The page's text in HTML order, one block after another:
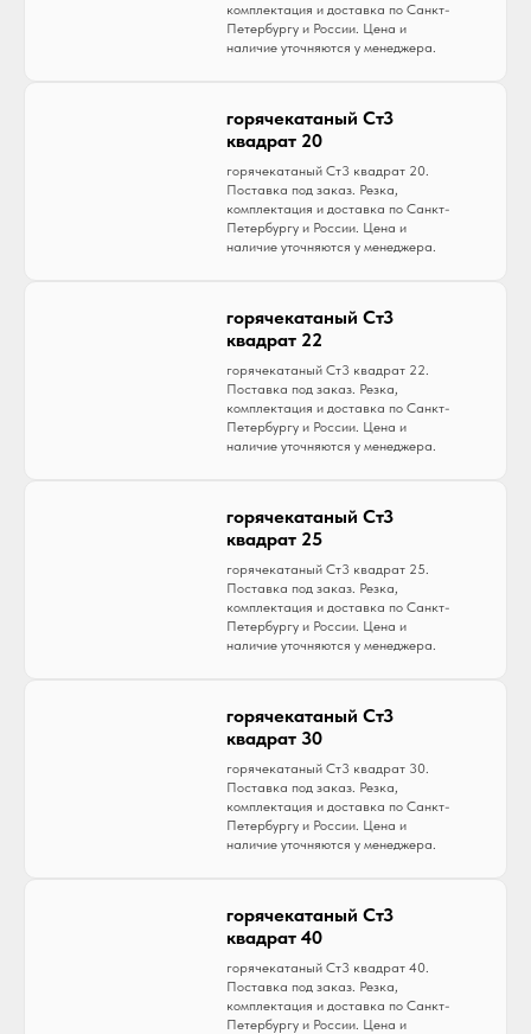
комплектация и доставка по Санкт-
Петербургу и России. Цена и
наличие уточняются у менеджера.
горячекатаный Ст3
квадрат 20
горячекатаный Ст3 квадрат 20.
Поставка под заказ. Резка,
комплектация и доставка по Санкт-
Петербургу и России. Цена и
наличие уточняются у менеджера.
горячекатаный Ст3
квадрат 22
горячекатаный Ст3 квадрат 22.
Поставка под заказ. Резка,
комплектация и доставка по Санкт-
Петербургу и России. Цена и
наличие уточняются у менеджера.
горячекатаный Ст3
квадрат 25
горячекатаный Ст3 квадрат 25.
Поставка под заказ. Резка,
комплектация и доставка по Санкт-
Петербургу и России. Цена и
наличие уточняются у менеджера.
горячекатаный Ст3
квадрат 30
горячекатаный Ст3 квадрат 30.
Поставка под заказ. Резка,
комплектация и доставка по Санкт-
Петербургу и России. Цена и
наличие уточняются у менеджера.
горячекатаный Ст3
квадрат 40
горячекатаный Ст3 квадрат 40.
Поставка под заказ. Резка,
комплектация и доставка по Санкт-
Петербургу и России. Цена и